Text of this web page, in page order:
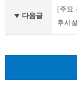
이
글
다음글
[주요
후시